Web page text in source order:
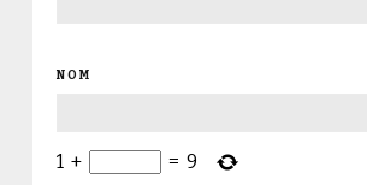
NOM
1 + = 9